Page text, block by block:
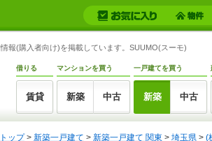
報(購入者向け)を掲載しています。SUUMO(スーモ)
借りる
賃貸
マンションを買う
新築 中古
一戸建てを買う
新築 中古
ップ> 新築一戸建て > 新築一戸建て 関東 > 埼玉県 > (